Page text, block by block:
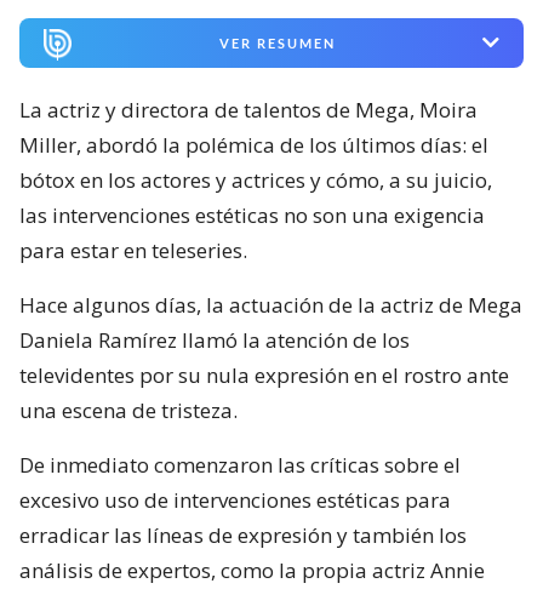
VER RESUMEN
La actriz y directora de talentos de Mega, Moira
Miller, abordó la polémica de los últimos días: el
bótox en los actores y actrices y cómo, a su juicio,
las intervenciones estéticas no son una exigencia
para estar en teleseries.
Hace algunos días, la actuación de la actriz de Mega
Daniela Ramírez llamó la atención de los
televidentes por su nula expresión en el rostro ante
una escena de tristeza.
De inmediato comenzaron las críticas sobre el
excesivo uso de intervenciones estéticas para
erradicar las líneas de expresión y también los
análisis de expertos, como la propia actriz Annie